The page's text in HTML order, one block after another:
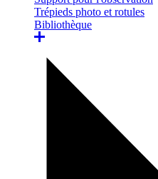
Trépieds photo et rotules
Bibliothèque